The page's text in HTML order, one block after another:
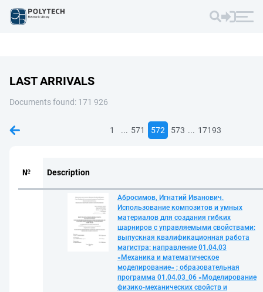
LAST ARRIVALS
Documents found: 171 926
1 ... 571 572 573 ... 17193
№ Description
Абросимов, Игнатий Иванович.
Использование композитов и умных
материалов для создания гибких
шарниров с управляемыми свойствами:
выпускная квалификационная работа
магистра: направление 01.04.03
«Механика и математическое
моделирование» ; образовательная
программа 01.04.03_06 «Моделирование
физико-механических свойств и